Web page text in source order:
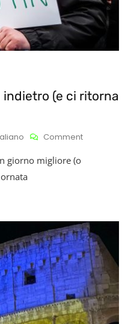
indietro (e ci ritorna
CommentOn
(e
Ci
Ritorna
Anche
Un
Po’
Su)
giorno migliore (o